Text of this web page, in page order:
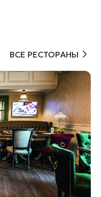
ВСЕ РЕСТОРАНЫ